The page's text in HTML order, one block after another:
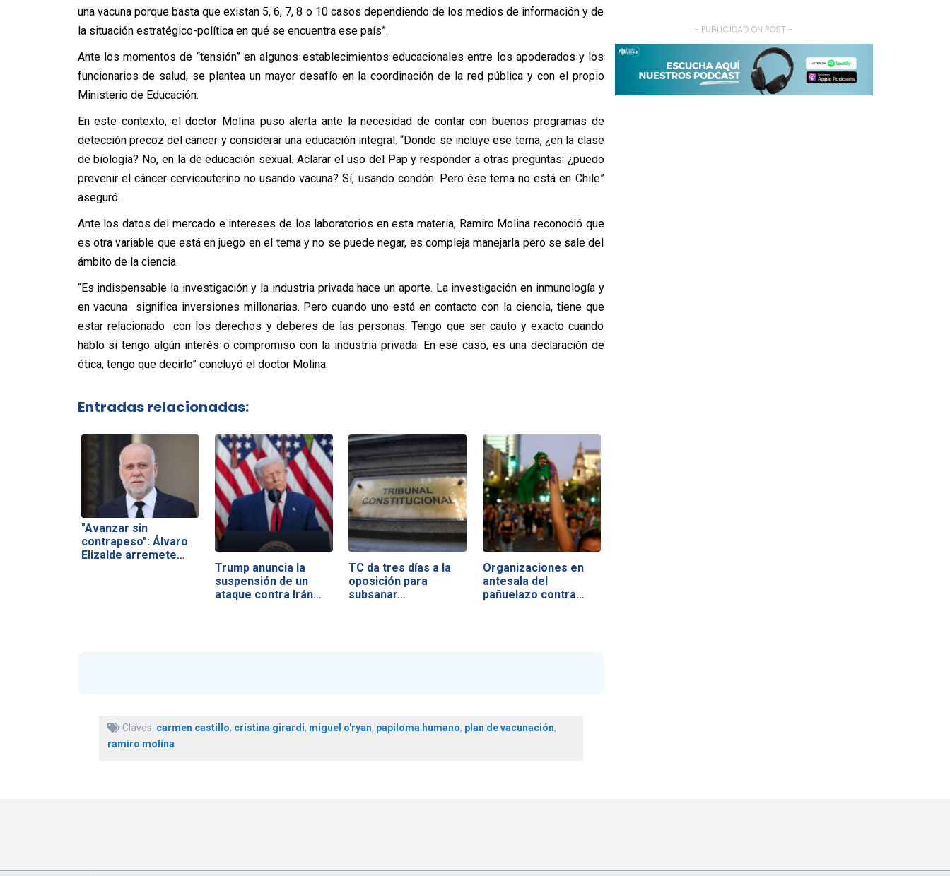
una vacuna porque basta que existan 5, 6, 7, 8 o 10 casos dependiendo de los medios de información y de
la situación estratégico-política en qué se encuentra ese país”.
Ante los momentos de “tensión” en algunos establecimientos educacionales entre los apoderados y los
funcionarios de salud, se plantea un mayor desafío en la coordinación de la red pública y con el propio
Ministerio de Educación.
En este contexto, el doctor Molina puso alerta ante la necesidad de contar con buenos programas de
detección precoz del cáncer y considerar una educación integral. “Donde se incluye ese tema, ¿en la clase
de biología? No, en la de educación sexual. Aclarar el uso del Pap y responder a otras preguntas: ¿puedo
prevenir el cáncer cervicouterino no usando vacuna? Sí, usando condón. Pero ése tema no está en Chile”
aseguró.
Ante los datos del mercado e intereses de los laboratorios en esta materia, Ramiro Molina reconoció que
es otra variable que está en juego en el tema y no se puede negar, es compleja manejarla pero se sale del
ámbito de la ciencia.
“Es indispensable la investigación y la industria privada hace un aporte. La investigación en inmunología y
en vacuna significa inversiones millonarias. Pero cuando uno está en contacto con la ciencia, tiene que
estar relacionado con los derechos y deberes de las personas. Tengo que ser cauto y exacto cuando
hablo si tengo algún interés o compromiso con la industria privada. En ese caso, es una declaración de
ética, tengo que decirlo” concluyó el doctor Molina.
Entradas relacionadas:
"Avanzar sin
contrapeso": Álvaro
Elizalde arremete…
Trump anuncia la
suspensión de un
ataque contra Irán…
TC da tres días a la
oposición para
subsanar…
Organizaciones en
antesala del
pañuelazo contra…
Claves: carmen castillo, cristina girardi, miguel o'ryan, papiloma humano, plan de vacunación,
ramiro molina
- PUBLICIDAD ON POST -